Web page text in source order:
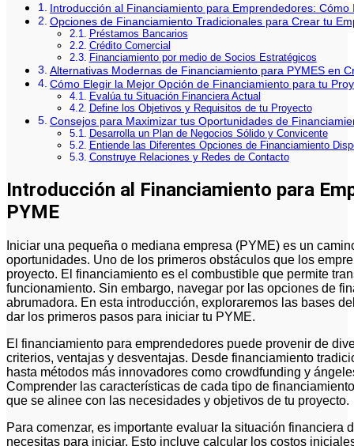
Introducción al Financiamiento para Emprendedores: Cómo
Opciones de Financiamiento Tradicionales para Crear tu
Préstamos Bancarios
Crédito Comercial
Financiamiento por medio de Socios Estratégicos
Alternativas Modernas de Financiamiento para PYMES en
Cómo Elegir la Mejor Opción de Financiamiento para tu
Evalúa tu Situación Financiera Actual
Define los Objetivos y Requisitos de tu Proyecto
Consejos para Maximizar tus Oportunidades de
Desarrolla un Plan de Negocios Sólido y Convicente
Entiende las Diferentes Opciones de Financiamiento
Construye Relaciones y Redes de Contacto
Introducción al Financiamiento para
PYME
oportunidades. Uno de los primeros obstáculos que los
proyecto. El financiamiento es el combustible que permite
funcionamiento. Sin embargo, navegar por las opciones de
abrumadora. En esta introducción, exploraremos las bases
dar los primeros pasos para iniciar tu PYME.
El financiamiento para emprendedores puede provenir de
criterios, ventajas y desventajas. Desde financiamiento
hasta métodos más innovadores como crowdfunding y
Comprender las características de cada tipo de
que se alinee con las necesidades y objetivos de tu proyecto.
Para comenzar, es importante evaluar la situación financiera
necesitas para iniciar. Esto incluye calcular los costos